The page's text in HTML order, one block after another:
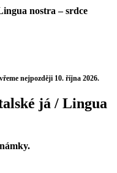
nejpozději 10. října 2026.
já / Lingua